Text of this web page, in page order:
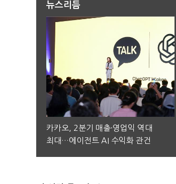
뉴스리듬
카카오, 2분기 매출·영업익 역대
최대…에이전트 AI 수익화 관건